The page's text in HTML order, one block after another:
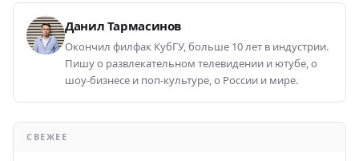
Данил Тармасинов
Окончил филфак КубГУ, больше 10 лет в индустрии.
Пишу о развлекательном телевидении и ютубе, о
шоу-бизнесе и поп-культуре, о России и мире.
СВЕЖЕЕ